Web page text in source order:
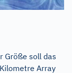
Größe soll das
Array